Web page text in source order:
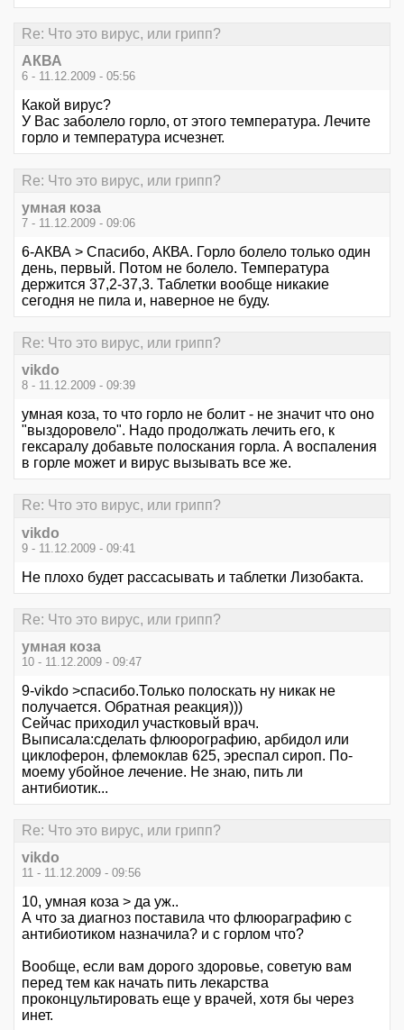
Re: Что это вирус, или грипп?
АКВА
6 - 11.12.2009 - 05:56
Какой вирус?
У Вас заболело горло, от этого температура. Лечите
горло и температура исчезнет.
Re: Что это вирус, или грипп?
умная коза
7 - 11.12.2009 - 09:06
6-АКВА > Спасибо, АКВА. Горло болело только один
день, первый. Потом не болело. Температура
держится 37,2-37,3. Таблетки вообще никакие
сегодня не пила и, наверное не буду.
Re: Что это вирус, или грипп?
vikdo
8 - 11.12.2009 - 09:39
умная коза, то что горло не болит - не значит что оно
"выздоровело". Надо продолжать лечить его, к
гексаралу добавьте полоскания горла. А воспаления
в горле может и вирус вызывать все же.
Re: Что это вирус, или грипп?
vikdo
9 - 11.12.2009 - 09:41
Не плохо будет рассасывать и таблетки Лизобакта.
Re: Что это вирус, или грипп?
умная коза
10 - 11.12.2009 - 09:47
9-vikdo >спасибо.Только полоскать ну никак не
получается. Обратная реакция)))
Сейчас приходил участковый врач.
Выписала:сделать флюорографию, арбидол или
циклоферон, флемоклав 625, эреспал сироп. По-
моему убойное лечение. Не знаю, пить ли
антибиотик...
Re: Что это вирус, или грипп?
vikdo
11 - 11.12.2009 - 09:56
10, умная коза > да уж..
А что за диагноз поставила что флюораграфию с
антибиотиком назначила? и с горлом что?
Вообще, если вам дорого здоровье, советую вам
перед тем как начать пить лекарства
проконцультировать еще у врачей, хотя бы через
инет.